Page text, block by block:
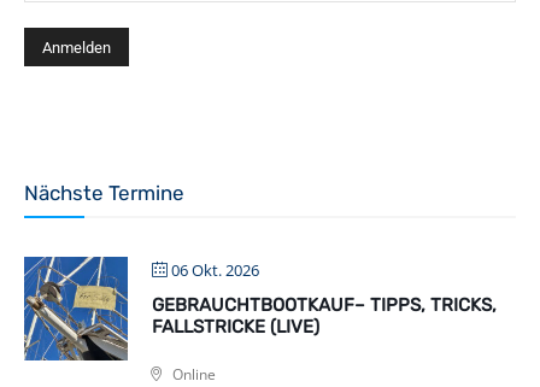
Nächste Termine
06 Okt. 2026
GEBRAUCHTBOOTKAUF– TIPPS, TRICKS,
FALLSTRICKE (LIVE)
Online